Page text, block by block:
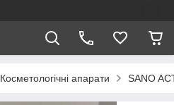
Косметологічні апарати SANO